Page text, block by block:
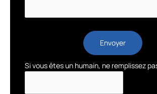
Envoyer
Si vous êtes un humain, ne remplissez